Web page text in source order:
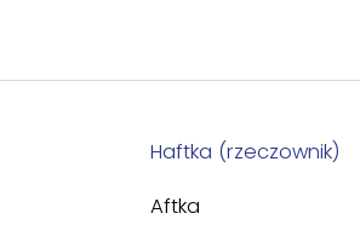
Haftka (rzeczownik)
Aftka